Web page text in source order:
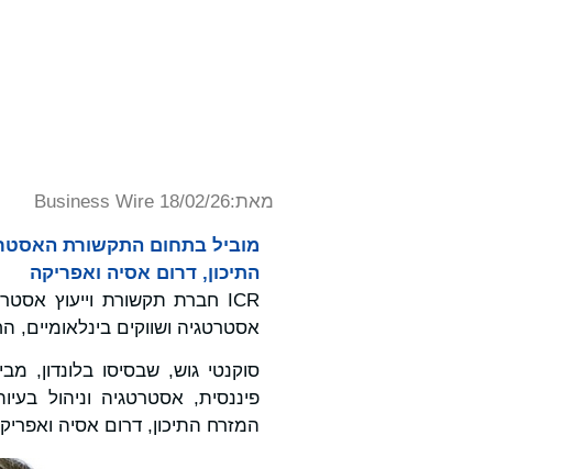
מאת:Business Wire 18/02/26
התיכון, דרום אסיה ואפריקה
אסטרטגיה ושווקים בינלאומיים, החל מ-2
פיננסית, אסטרטגיה וניהול
המזרח התיכון, דרום אסיה